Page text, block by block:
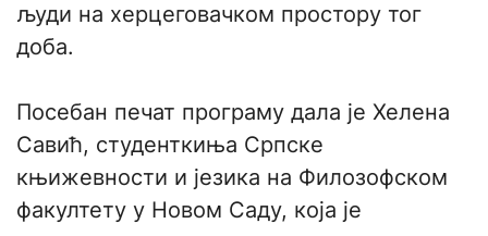
људи на херцеговачком простору тог
доба.
​Посебан печат програму дала је Хелена
Савић, студенткиња Српске
књижевности и језика на Филозофском
факултету у Новом Саду, која је